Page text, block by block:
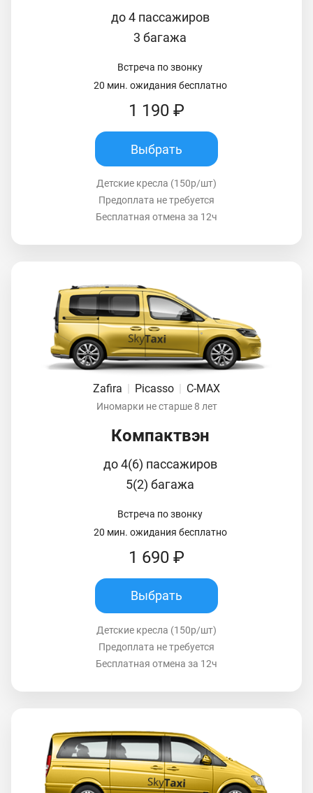
до 4 пассажиров
3 багажа
Встреча по звонку
20 мин. ожидания бесплатно
1 190 ₽
Выбрать
Детские кресла (150р/шт)
Предоплата не требуется
Бесплатная отмена за 12ч
Zafira | Picasso | C-MAX
Иномарки не старше 8 лет
Компактвэн
до 4(6) пассажиров
5(2) багажа
Встреча по звонку
20 мин. ожидания бесплатно
1 690 ₽
Выбрать
Детские кресла (150р/шт)
Предоплата не требуется
Бесплатная отмена за 12ч